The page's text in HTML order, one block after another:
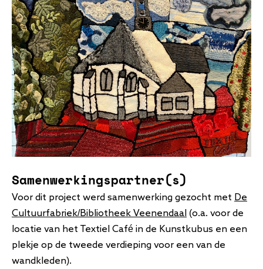
Samenwerkingspartner(s)
Voor dit project werd samenwerking gezocht met De
Cultuurfabriek/Bibliotheek Veenendaal (o.a. voor de
locatie van het Textiel Café in de Kunstkubus en een
plekje op de tweede verdieping voor een van de
wandkleden).